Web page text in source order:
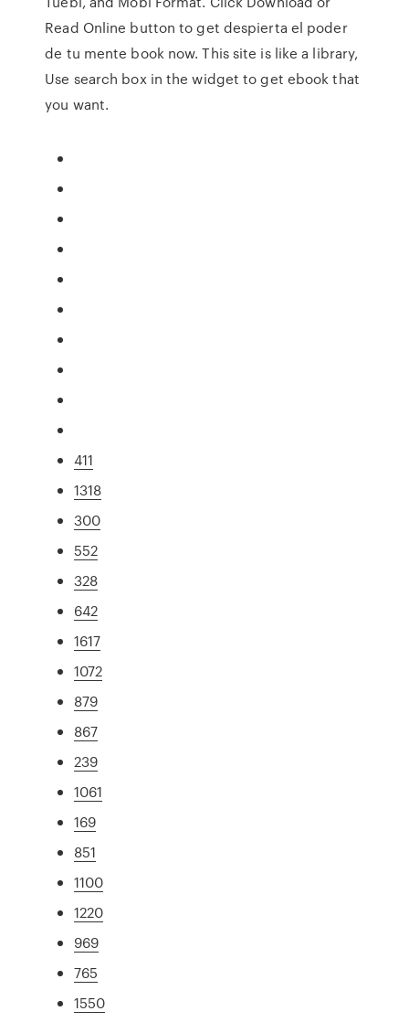
Read Online button to get despierta el poder
de tu mente book now. This site is like a library,
Use search box in the widget to get ebook that
you want.
411
1318
300
552
328
642
1617
1072
879
867
239
1061
169
851
1100
1220
969
765
1550